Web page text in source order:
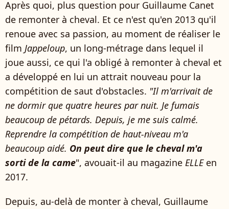
Après quoi, plus question pour Guillaume Canet
de remonter à cheval. Et ce n'est qu'en 2013 qu'il
renoue avec sa passion, au moment de réaliser le
film Jappeloup, un long-métrage dans lequel il
joue aussi, ce qui l'a obligé à remonter à cheval et
a développé en lui un attrait nouveau pour la
compétition de saut d'obstacles. "Il m'arrivait de
ne dormir que quatre heures par nuit. Je fumais
beaucoup de pétards. Depuis, je me suis calmé.
Reprendre la compétition de haut-niveau m'a
beaucoup aidé. On peut dire que le cheval m'a
sorti de la came", avouait-il au magazine ELLEen
2017.
Depuis, au-delà de monter à cheval, Guillaume